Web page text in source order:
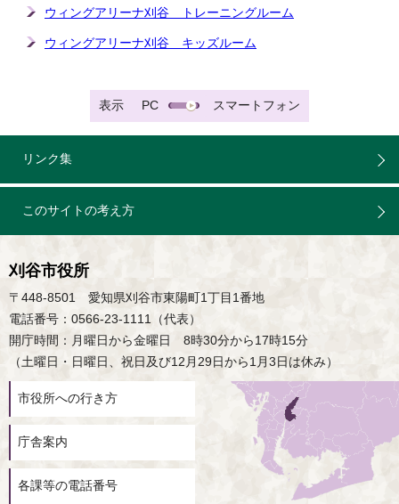
ウィングアリーナ刈谷 トレーニングルーム
ウィングアリーナ刈谷 キッズルーム
表示 PC スマートフォン
リンク集
このサイトの考え方
刈谷市役所
〒448-8501 愛知県刈谷市東陽町1丁目1番地
電話番号：0566-23-1111（代表）
開庁時間：月曜日から金曜日 8時30分から17時15分
（土曜日・日曜日、祝日及び12月29日から1月3日は休み）
市役所への行き方
庁舎案内
各課等の電話番号